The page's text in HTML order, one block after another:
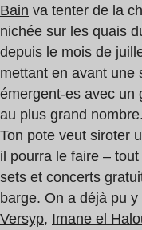
Bain va tenter de la
nichée sur les quais
depuis le mois de
mettant en avant une
émergent-es avec un
au plus grand nombre.
Ton pote veut siroter
il pourra le faire –
sets et concerts
barge. On a déjà pu
Versyp, Imane el